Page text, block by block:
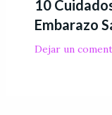
10
Embarazo
Dejar un